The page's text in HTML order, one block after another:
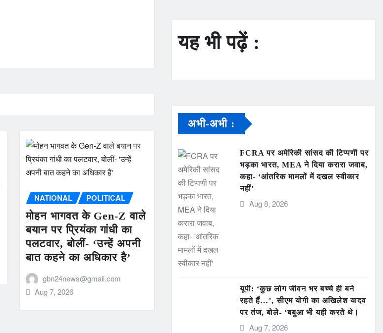
NATIONAL POLITICAL
मोहन भागवत के Gen-Z वाले
बयान पर प्रियंका गांधी का
पलटवार, बोलीं- ‘उन्हें अपनी
बात कहने का अधिकार है’
gbn24news@gmail.com
Aug 7, 2026
यह भी पढ़ें :
अभी-अभी :
FCRA पर अमेरिकी सांसद की टिप्पणी पर
भड़का भारत, MEA ने दिया करारा जवाब,
कहा- ‘आंतरिक मामलों में दखल स्वीकार
नहीं’
Aug 8, 2026
यूपी: ‘कुछ लोग जीवन भर बच्चे ही बने
रहते हैं…’, सीएम योगी का अखिलेश यादव
पर तंज, बोले- ‘बबुआ भी यही करते थे।
Aug 7, 2026